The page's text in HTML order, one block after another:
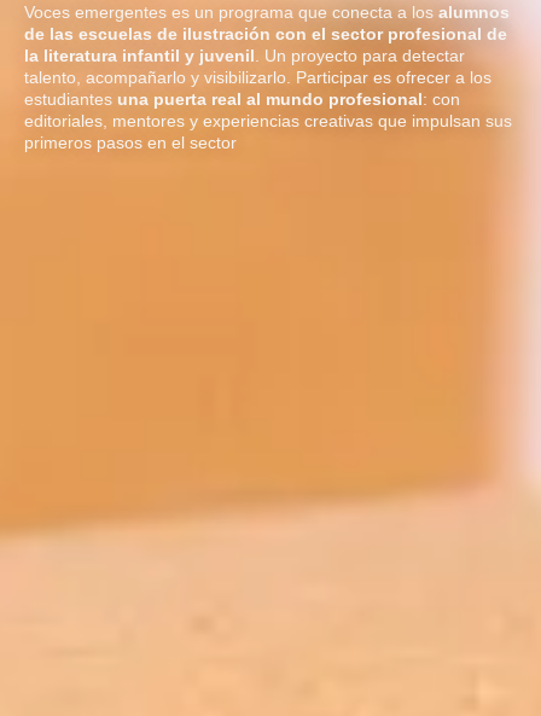
Voces emergentes es un programa que conecta a los alumnos
de las escuelas de ilustración con el sector profesional de
la literatura infantil y juvenil . Un proyecto para detectar
talento, acompañarlo y visibilizarlo. Participar es ofrecer a los
estudiantes una puerta real al mundo profesional: con
editoriales, mentores y experiencias creativas que impulsan sus
primeros pasos en el sector